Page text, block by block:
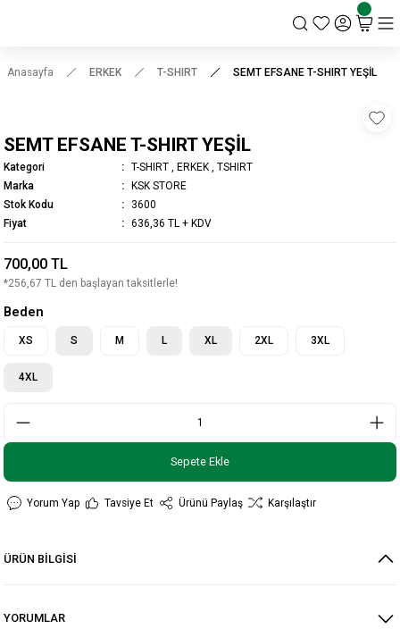
Anasayfa ERKEK T-SHIRT SEMT EFSANE T-SHIRT YEŞİL
SEMT EFSANE T-SHIRT YEŞİL
Kategori T-SHIRT ERKEK
TSHIRT
Marka
KSK STORE
Stok Kodu
3600
Fiyat
636,36 TL + KDV
700,00 TL
*256,67 TL den başlayan taksitlerle!
Beden
XS S M L XL 2XL 3XL
4XL
Sepete Ekle
Yorum Yap Tavsiye Et Ürünü Paylaş Karşılaştır
ÜRÜN BİLGİSİ
YORUMLAR